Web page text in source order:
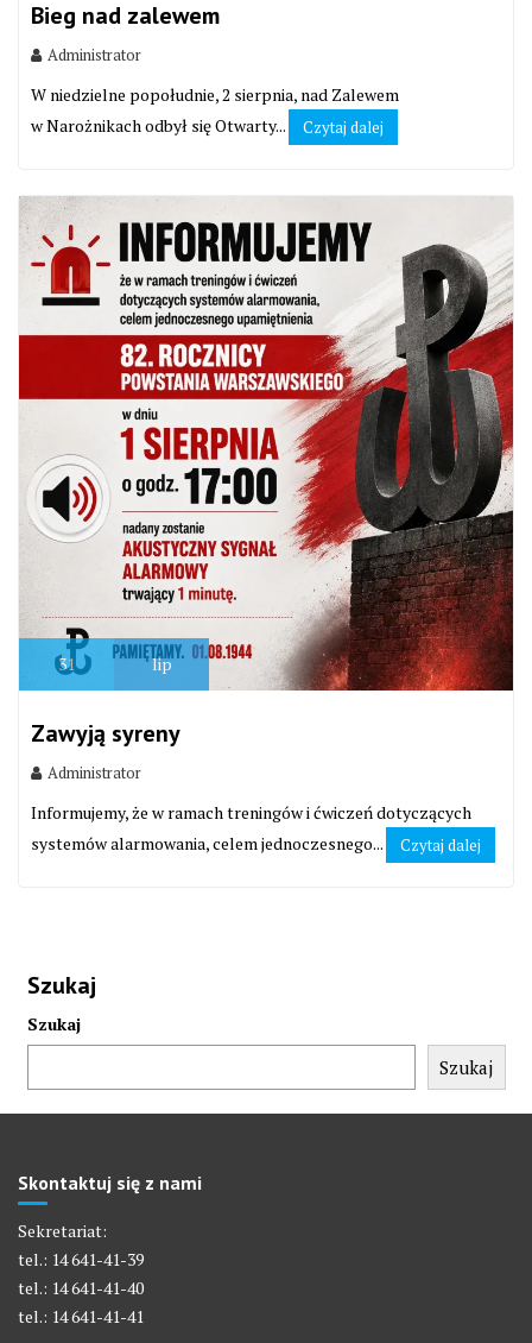
Bieg nad zalewem
Administrator
W niedzielne popołudnie, 2 sierpnia, nad Zalewem
w Narożnikach odbył się Otwarty...
Czytaj dalej
31 lip
Zawyją syreny
Administrator
Informujemy, że w ramach treningów i ćwiczeń dotyczących
systemów alarmowania, celem jednoczesnego...
Czytaj dalej
Szukaj
Szukaj
Szukaj
Skontaktuj się z nami
Sekretariat:
tel.: 14 641-41-39
tel.: 14 641-41-40
tel.: 14 641-41-41